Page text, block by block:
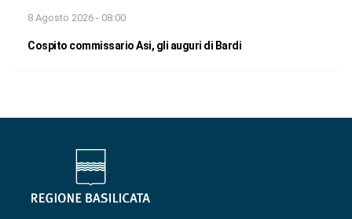
8 Agosto 2026 - 08:00
Cospito commissario Asi, gli auguri di Bardi